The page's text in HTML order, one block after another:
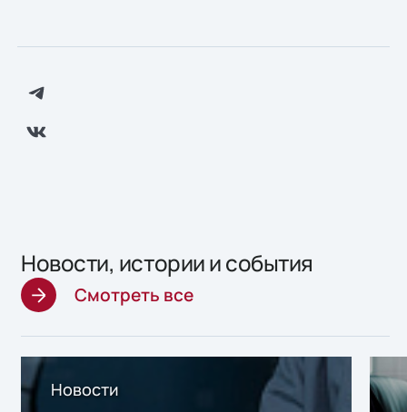
Новости, истории и события
Смотреть все
Новости